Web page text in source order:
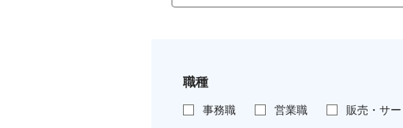
職種
事務職 営業職 販売・サ